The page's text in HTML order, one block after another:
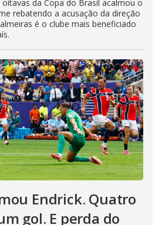
da Copa do Brasil acalmou o
rebatendo a acusação da direção
é o clube mais beneficiado
Endrick. Quatro
gol. E perda do